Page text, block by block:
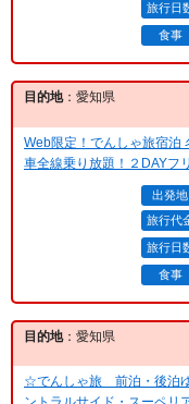
旅行日
食事
目的地：愛知県
Web限定！でんしゃ旅宿
車全線乗り放題！２DAYフ
出発地
旅行代
旅行日
食事
目的地：愛知県
☆でんしゃ旅 前泊・後泊